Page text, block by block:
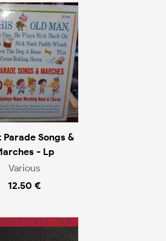
Songs &
- Lp
Various
12.50 €